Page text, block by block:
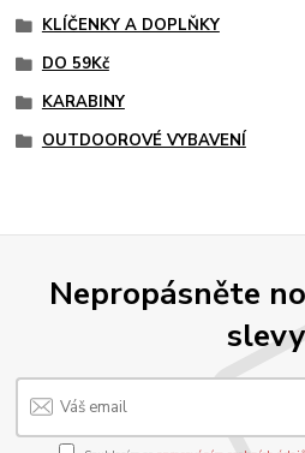
KLÍČENKY A DOPLŇKY
DO 59Kč
KARABINY
OUTDOOROVÉ VYBAVENÍ
Nepropásněte